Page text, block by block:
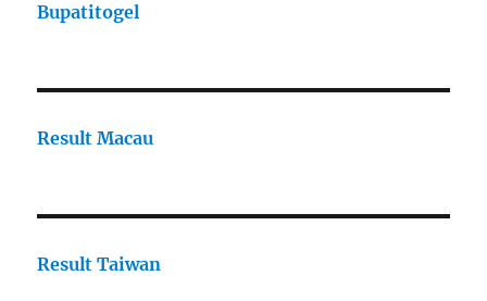
Bupatitogel
Result Macau
Result Taiwan